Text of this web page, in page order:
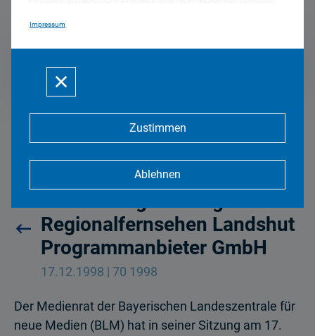
Impressum
Zustimmen
Ablehnen
Pressemitteilungen
Regionalfernsehen Landshut
Programmanbieter GmbH
17.12.1998 | 70 1998
Der Medienrat der Bayerischen Landeszentrale für
neue Medien (BLM) hat in seiner Sitzung am 17.